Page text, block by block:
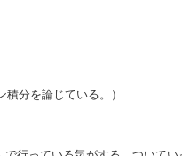
分を論じている。）